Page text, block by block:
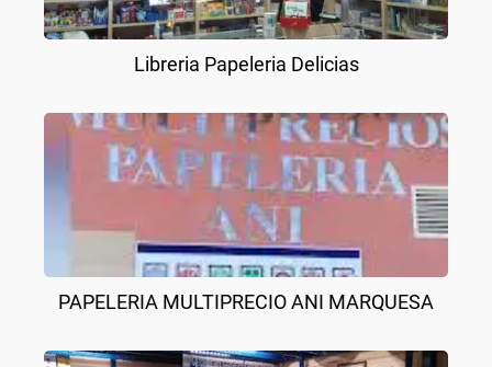
Libreria Papeleria Delicias
PAPELERIA MULTIPRECIO ANI MARQUESA